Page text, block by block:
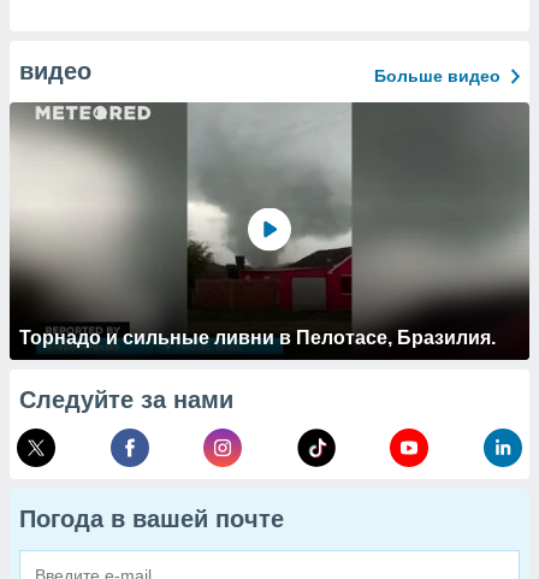
видео Больше видео
Торнадо и сильные ливни в Пелотасе, Бразилия.
Следуйте за нами
Погода в вашей почте